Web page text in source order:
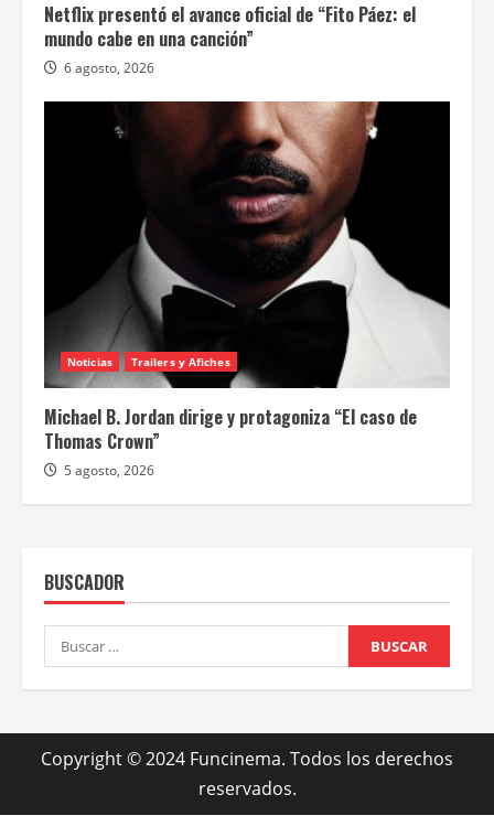
Netflix presentó el avance oficial de “Fito Páez: el
mundo cabe en una canción”
6 agosto, 2026
Noticias Trailers y Afiches
Michael B. Jordan dirige y protagoniza “El caso de
Thomas Crown”
5 agosto, 2026
BUSCADOR
Buscar:
Copyright © 2024 Funcinema. Todos los derechos
reservados.